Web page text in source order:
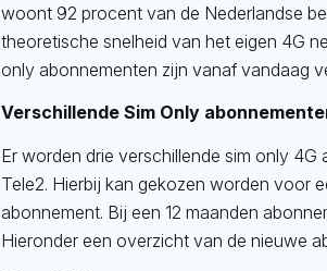
woont 92 procent van de Nederlandse
theoretische snelheid van het eigen 4G
only abonnementen zijn vanaf vandaag
Verschillende Sim Only
Er worden drie verschillende sim only
Tele2. Hierbij kan gekozen worden voor
abonnement. Bij een 12 maanden
Hieronder een overzicht van de nieuwe